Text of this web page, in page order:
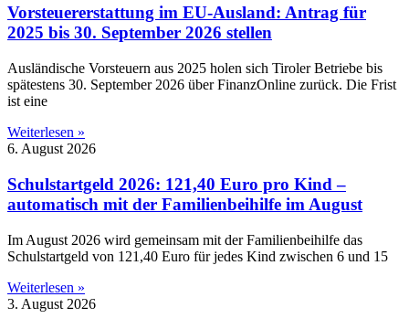
Vorsteuererstattung im EU-Ausland: Antrag für
2025 bis 30. September 2026 stellen
Ausländische Vorsteuern aus 2025 holen sich Tiroler Betriebe bis
spätestens 30. September 2026 über FinanzOnline zurück. Die Frist
ist eine
Weiterlesen »
6. August 2026
Schulstartgeld 2026: 121,40 Euro pro Kind –
automatisch mit der Familienbeihilfe im August
Im August 2026 wird gemeinsam mit der Familienbeihilfe das
Schulstartgeld von 121,40 Euro für jedes Kind zwischen 6 und 15
Weiterlesen »
3. August 2026